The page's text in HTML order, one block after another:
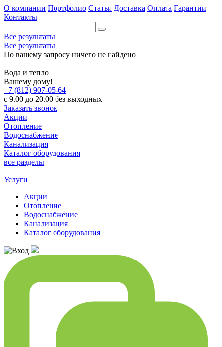
О компании Портфолио Статьи Доставка Оплата Гарантии
Контакты
Все результаты
Все результаты
По вашему запросу ничего не найдено
Вода и тепло
Вашему дому!
+7 (812) 907-05-64
с 9.00 до 20.00 без выходных
Заказать звонок
Акции
Отопление
Водоснабжение
Канализация
Каталог оборудования
все разделы
Услуги
Акции
Отопление
Водоснабжение
Канализация
Каталог оборудования